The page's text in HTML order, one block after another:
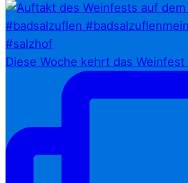
Diese Woche kehrt das